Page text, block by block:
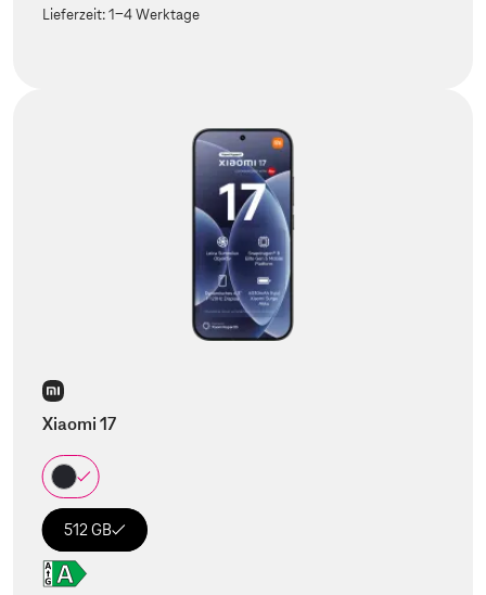
Lieferzeit:1-4 Werktage
Xiaomi 17
512 GB